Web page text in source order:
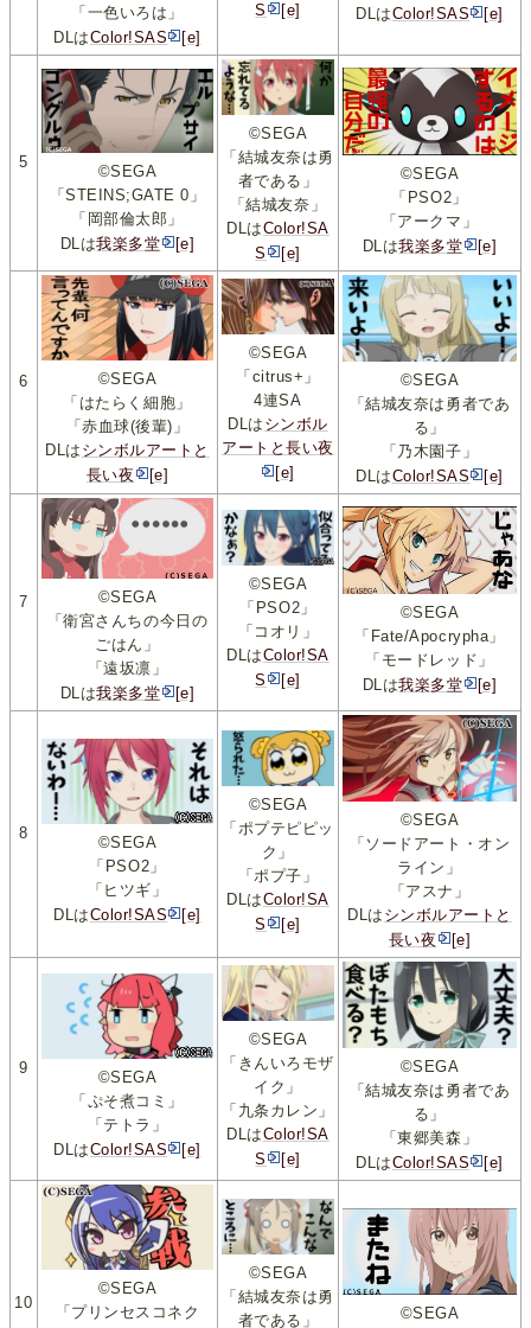
「一色いろは」
DLはColor!SAS [e]
S
[e]
DLはColor!SAS [e]
5
©SEGA
「STEINS;GATE 0」
「岡部倫太郎」
DLは我楽多堂 [e]
©SEGA
「結城友奈は勇
者である」
「結城友奈」
DLはColor!SA
S
[e]
©SEGA
「PSO2」
「アークマ」
DLは我楽多堂 [e]
6
©SEGA
「はたらく細胞」
「赤血球(後輩)」
DLは シンボルアートと
長い夜
[e]
©SEGA
「citrus+」
4連SA
DLは シンボル
アートと長い夜
[e]
©SEGA
「結城友奈は勇者であ
る」
「乃木園子」
DLはColor!SAS [e]
7
©SEGA
「衛宮さんちの今日の
ごはん」
「遠坂凛」
DLは我楽多堂 [e]
©SEGA
「PSO2」
「コオリ」
DLはColor!SA
S
[e]
©SEGA
「Fate/Apocrypha」
「モードレッド」
DLは我楽多堂 [e]
8
©SEGA
「PSO2」
「ヒツギ」
DLはColor!SAS [e]
©SEGA
「ポプテピピッ
ク」
「ポプ子」
DLはColor!SA
S
[e]
©SEGA
「ソードアート・オン
ライン」
「アスナ」
DLは シンボルアートと
長い夜
[e]
9
©SEGA
「ぷそ煮コミ」
「テトラ」
DLはColor!SAS [e]
©SEGA
「きんいろモザ
イク」
「九条カレン」
DLはColor!SA
S
[e]
©SEGA
「結城友奈は勇者であ
る」
「東郷美森」
DLはColor!SAS [e]
10
©SEGA
「プリンセスコネク
©SEGA
「結城友奈は勇
者である」
©SEGA